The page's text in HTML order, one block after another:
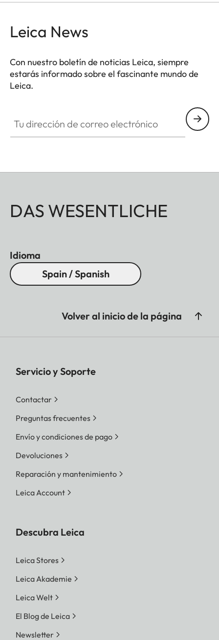
Leica News
Con nuestro boletín de noticias Leica, siempre
estarás informado sobre el fascinante mundo de
Leica.
DAS WESENTLICHE
Idioma
Spain / Spanish
Volver al inicio de la página
Servicio y Soporte
Contactar
Preguntas frecuentes
Envío y condiciones de pago
Devoluciones
Reparación y mantenimiento
Leica Account
Descubra Leica
Leica Stores
Leica Akademie
Leica Welt
El Blog de Leica
Newsletter